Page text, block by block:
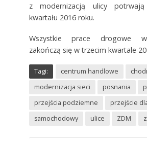
z modernizacją ulicy
kwartału 2016 roku.
Wszystkie prace drogowe
zakończą się w trzecim kwartale
Tagi: centrum handlowe
modernizacja sieci
posnania
przejścia podziemne
przejście
samochodowy
ulice ZDM